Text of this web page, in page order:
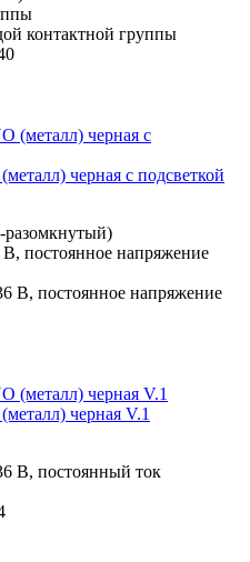
контактной группы
черная с подсветкой
разомкнутый)
постоянное напряжение
В, постоянное напряжение
черная V.1
В, постоянный ток